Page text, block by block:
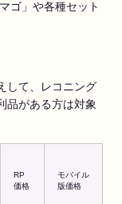
ゴ」や各種セット
して、レコニング
品がある方は対象
RP
価格
モバイル
版価格